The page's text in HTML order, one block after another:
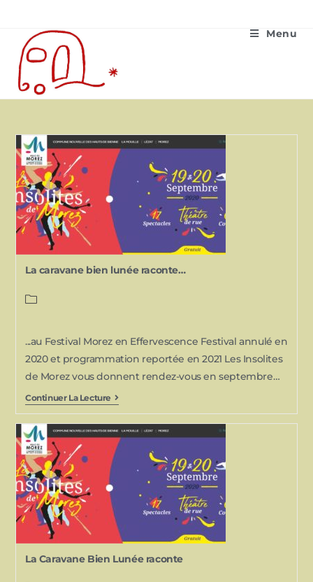
Menu
La caravane bien lunée raconte…
...au Festival Morez en Effervescence Festival annulé en
2020 et programmation reportée en 2021 Les Insolites
de Morez vous donnent rendez-vous en septembre…
Continuer La Lecture
La Caravane Bien Lunée raconte